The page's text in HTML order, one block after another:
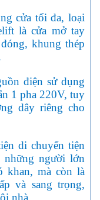
cửa tối đa, loại
là cửa mở tay
khung thép
điện sử dụng
1 pha 220V, tuy
dây riêng cho
di chuyển tiện
người lớn
khan, mà còn là
và sang trọng,